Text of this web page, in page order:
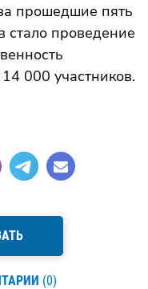
прошедшие пять
стало проведение
000 участников.
(0)